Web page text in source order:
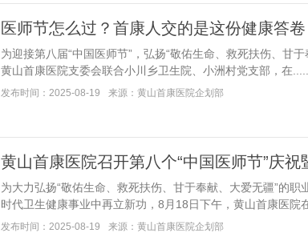
医师节怎么过？首康人交的是这份健康答卷
为迎接第八届“中国医师节”，弘扬“敬佑生命、救死扶伤、甘
黄山首康医院支委会联合小川乡卫生院、小洲村党支部，在......
发布时间：2025-08-19 来源：黄山首康医院企划部
黄山首康医院召开第八个“中国医师节”庆祝
为大力弘扬“敬佑生命、救死扶伤、甘于奉献、大爱无疆”的
时代卫生健康事业中再立新功，8月18日下午，黄山首康医院
发布时间：2025-08-19 来源：黄山首康医院企划部